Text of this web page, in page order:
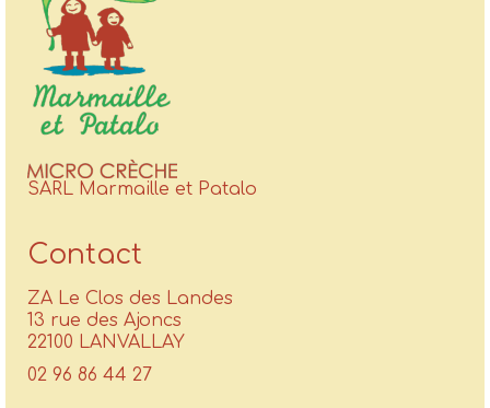
SARL Marmaille et Patalo
Contact
ZA Le Clos des Landes
13 rue des Ajoncs
22100 LANVALLAY
02 96 86 44 27